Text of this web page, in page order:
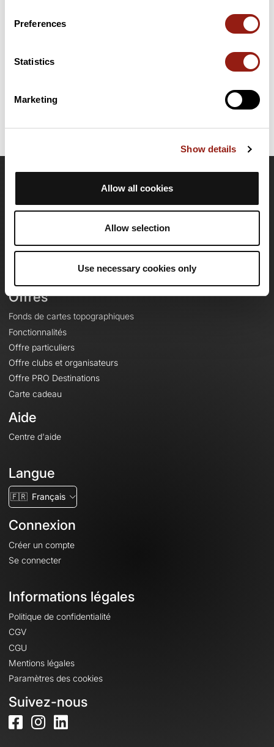
Preferences
Statistics
Marketing
Show details
Allow all cookies
Allow selection
Use necessary cookies only
présente une ascension cumulée de plus de 900m. Prévoyez
Equipe
Offres
Fonds de cartes topographiques
Fonctionnalités
Offre particuliers
Offre clubs et organisateurs
Offre PRO Destinations
Carte cadeau
Aide
Centre d'aide
Langue
🇫🇷 Français
Connexion
Créer un compte
Se connecter
Informations légales
Politique de confidentialité
CGV
CGU
Mentions légales
Paramètres des cookies
Suivez-nous